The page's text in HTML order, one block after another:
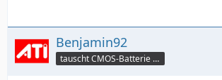
Benjamin92
tauscht CMOS-Batterie per TeamViewer